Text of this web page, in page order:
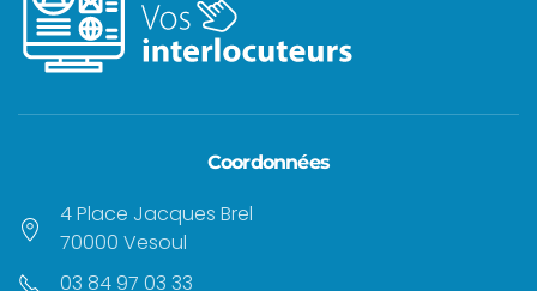
Coordonnées
4 Place Jacques Brel
70000 Vesoul
03 84 97 03 33